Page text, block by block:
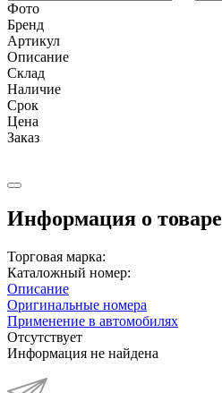
Фото
Бренд
Артикул
Описание
Cклад
Наличие
Срок
Цена
Заказ
Информация о товаре
Торговая марка:
Каталожный номер:
Описание
Оригинальные номера
Применение в автомобилях
Отсутствует
Информация не найдена